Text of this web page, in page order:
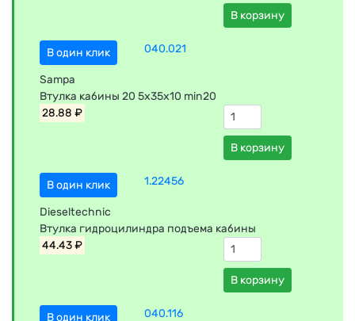
В корзину
В один клик 040.021
Sampa
Втулка кабины 20 5x35x10 min20
28.88 ₽
В корзину
В один клик 1.22456
Dieseltechnic
Втулка гидроцилиндра подъема кабины
44.43 ₽
В корзину
В один клик 040.116